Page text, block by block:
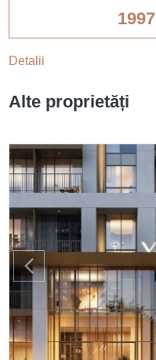
1997
Detalii
Alte proprietăți